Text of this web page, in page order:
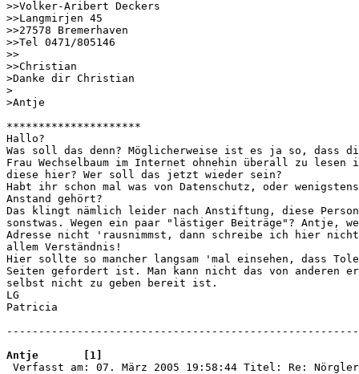
>>Volker-Aribert Deckers
>>Langmirjen 45
>>27578 Bremerhaven
>>Tel 0471/805146
>>
>>Christian
>Danke dir Christian
>
>Antje
*********************
Hallo?
Was soll das denn? Möglicherweise ist es ja so, dass
Frau Wechselbaum im Internet ohnehin überall zu
diese hier? Wer soll das jetzt wieder sein?
Habt ihr schon mal was von Datenschutz, oder
Anstand gehört?
Das klingt nämlich leider nach Anstiftung, diese
sonstwas. Wegen ein paar "lästiger Beiträge"? Antje,
Adresse nicht 'rausnimmst, dann schreibe ich hier
allem Verständnis!
Hier sollte so mancher langsam 'mal einsehen, dass
Seiten gefordert ist. Man kann nicht das von anderen
selbst nicht zu geben bereit ist.
LG
Patricia
Antje       [1]
Verfasst am: 07. März 2005 19:58:44 Titel: Re: Nörgler